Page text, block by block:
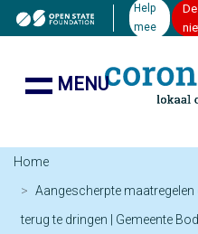
Help
mee
MENU
Home
Aangescherpte
terug te dringen | Gemeente